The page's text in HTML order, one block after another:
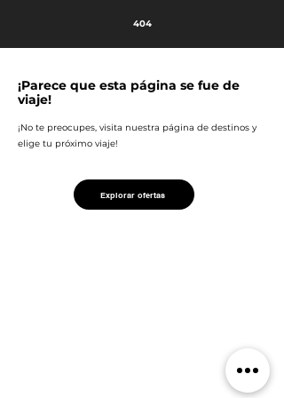
404
¡Parece que esta página se fue de
viaje!
¡No te preocupes, visita nuestra página de destinos y
elige tu próximo viaje!
Explorar ofertas